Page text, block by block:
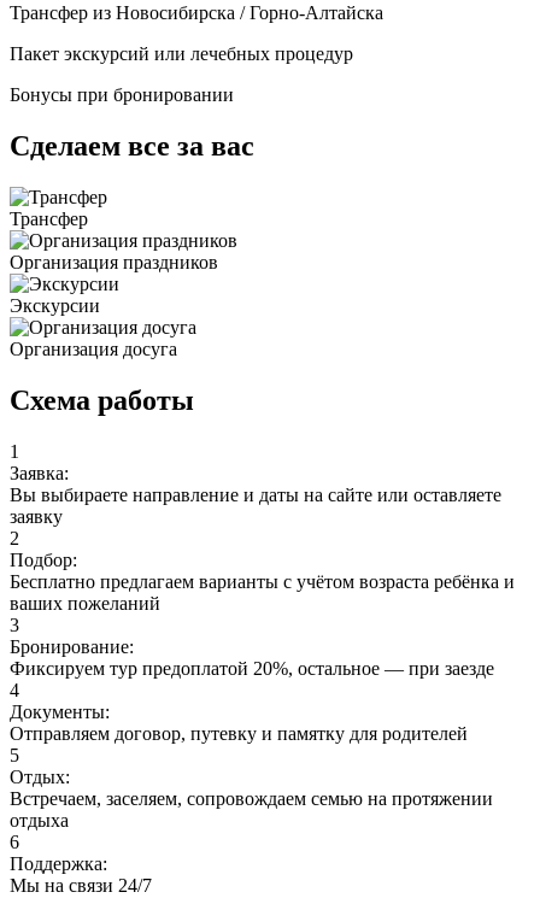
Трансфер из Новосибирска / Горно-Алтайска
Пакет экскурсий или лечебных процедур
Бонусы при бронировании
Сделаем все за вас
Трансфер
Организация праздников
Экскурсии
Организация досуга
Схема работы
1
Заявка:
Вы выбираете направление и даты на сайте или оставляете
заявку
2
Подбор:
Бесплатно предлагаем варианты с учётом возраста ребёнка и
ваших пожеланий
3
Бронирование:
Фиксируем тур предоплатой 20%, остальное — при заезде
4
Документы:
Отправляем договор, путевку и памятку для родителей
5
Отдых:
Встречаем, заселяем, сопровождаем семью на протяжении
отдыха
6
Поддержка:
Мы на связи 24/7